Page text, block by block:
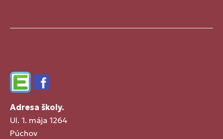
EdupageFacebook
Adresa školy.
Ul. 1. mája 1264
Púchov